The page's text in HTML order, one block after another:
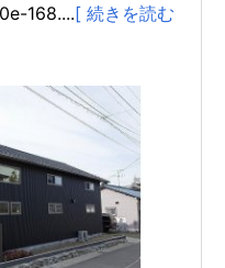
168....[ 続きを読む